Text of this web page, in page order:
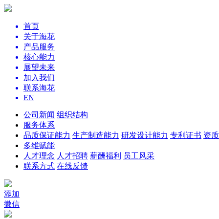
首页
关于海花
产品服务
核心能力
展望未来
加入我们
联系海花
EN
公司新闻 组织结构
服务体系
品质保证能力 生产制造能力 研发设计能力 专利证书 资
多维赋能
人才理念 人才招聘 薪酬福利
员工风采
联系方式 在线反馈
添加
微信